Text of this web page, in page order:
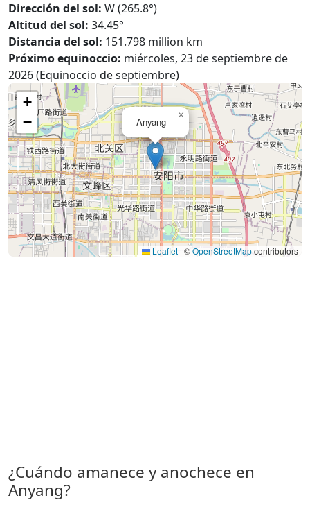
Dirección del sol: W (265.8°)
Altitud del sol: 34.45°
Distancia del sol: 151.798 million km
Próximo equinoccio: miércoles, 23 de septiembre de
2026 (Equinoccio de septiembre)
Anyang
×
+
−
Leaflet | ©OpenStreetMapcontributors
¿Cuándo amanece y anochece en
Anyang?